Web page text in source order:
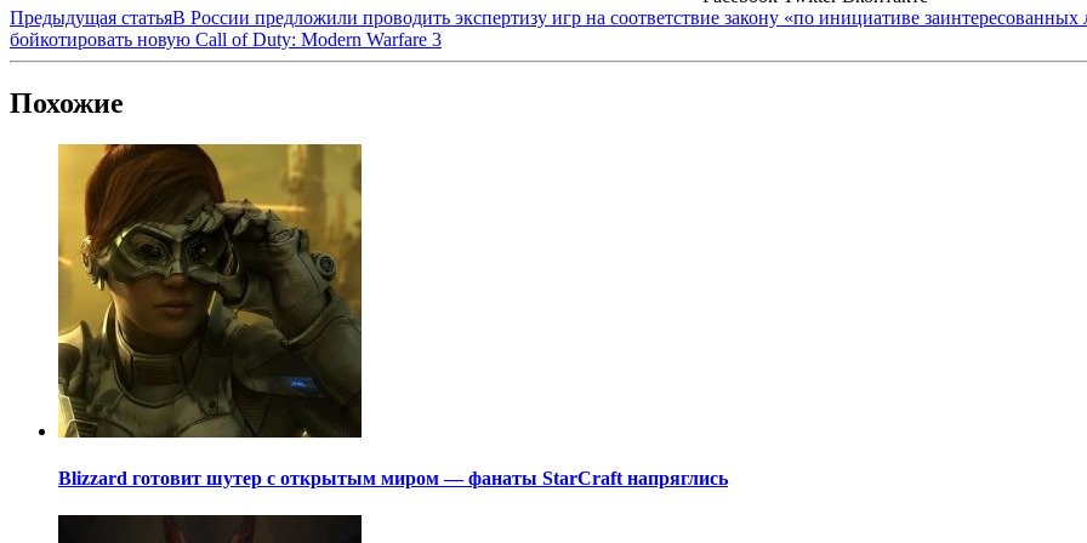
Предыдущая статьяВ России предложили проводить экспертизу игр на соответствие закону «по инициативе заинтересованных
бойкотировать новую Call of Duty: Modern Warfare 3
Похожие
Blizzard готовит шутер с открытым миром — фанаты StarCraft напряглись